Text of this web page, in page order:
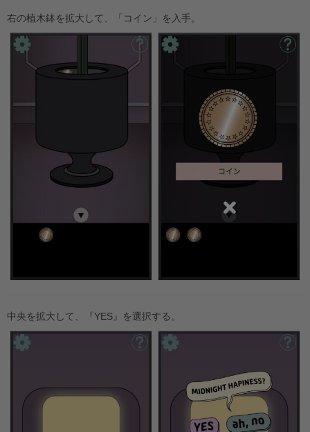
右の植木鉢を拡大して、「コイン」を入手。
中央を拡大して、『YES』を選択する。